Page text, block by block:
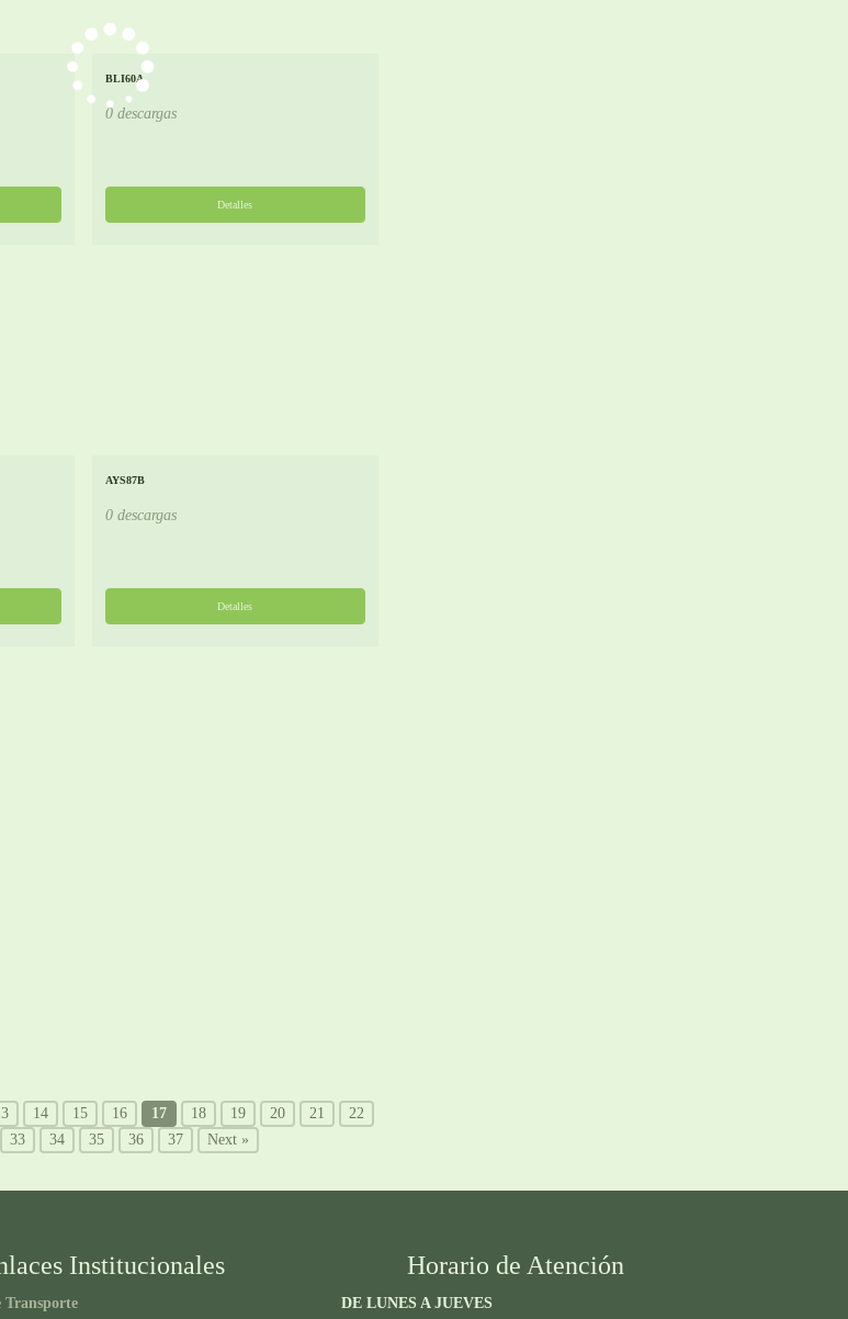
BLI60A
0 descargas
Detalles
AYS87B
0 descargas
Detalles
14 15 16 17 18 19 20 21
22
33 34 35 36 37 Next »
Institucionales
Transporte
Horario de Atención
DE LUNES A JUEVES